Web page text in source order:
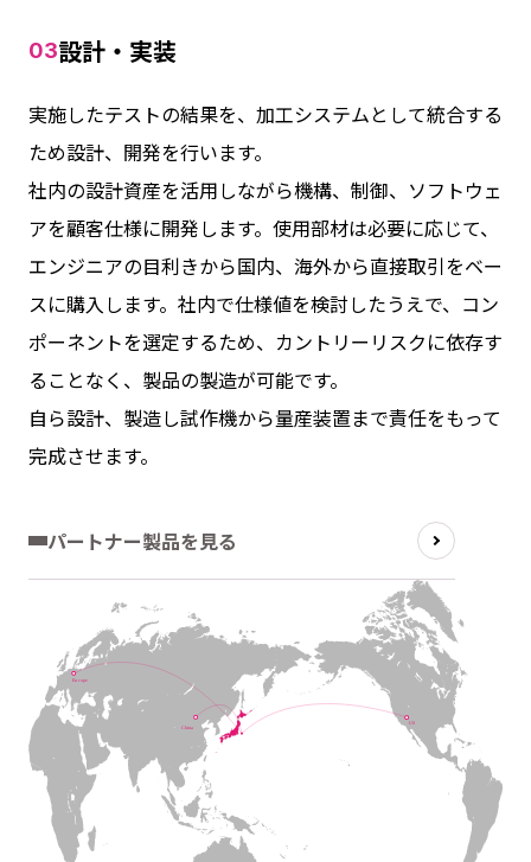
03設計・実装
実施したテストの結果を、加工システムとして統合する
ため設計、開発を行います。
社内の設計資産を活用しながら機構、制御、ソフトウェ
アを顧客仕様に開発します。使用部材は必要に応じて、
エンジニアの目利きから国内、海外から直接取引をベー
スに購入します。社内で仕様値を検討したうえで、コン
ポーネントを選定するため、カントリーリスクに依存す
ることなく、製品の製造が可能です。
自ら設計、製造し試作機から量産装置まで責任をもって
完成させます。
パートナー製品を見る